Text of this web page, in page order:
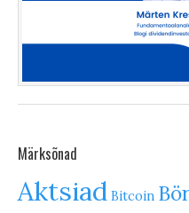
Märksõnad
Aktsiad Bitcoin